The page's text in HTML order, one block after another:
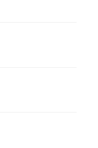
gehalten wird
Temperatur hat.
dieser